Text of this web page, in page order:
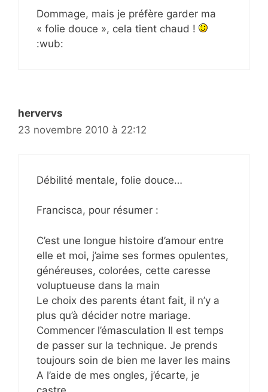
Dommage, mais je préfère garder ma
« folie douce », cela tient chaud !
:wub:
hervervs
23 novembre 2010 à 22:12
Débilité mentale, folie douce…
Francisca, pour résumer :
C’est une longue histoire d’amour entre
elle et moi, j’aime ses formes opulentes,
généreuses, colorées, cette caresse
voluptueuse dans la main
Le choix des parents étant fait, il n’y a
plus qu’à décider notre mariage.
Commencer l’émasculation Il est temps
de passer sur la technique. Je prends
toujours soin de bien me laver les mains
A l’aide de mes ongles, j’écarte, je